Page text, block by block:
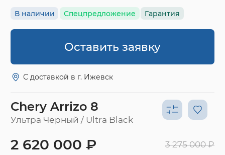
В наличии Спецпредложение Гарантия
Оставить заявку
С доставкой в г. Ижевск
Chery Arrizo 8
Ультра Черный / Ultra Black
2 620 000 ₽ 3 275 000 ₽